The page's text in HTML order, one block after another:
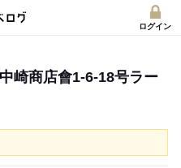
ログイン
崎商店會1-6-18号ラー